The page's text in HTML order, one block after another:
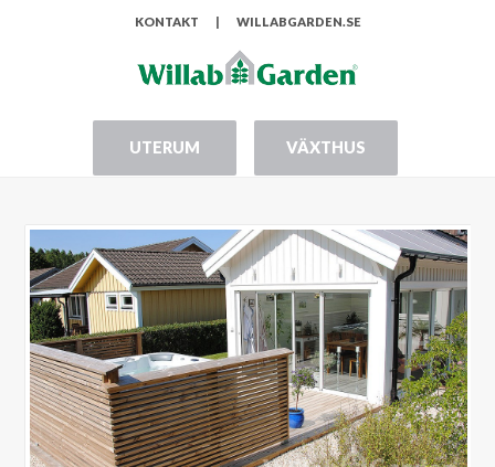
KONTAKT | WILLABGARDEN.SE
UTERUM VÄXTHUS